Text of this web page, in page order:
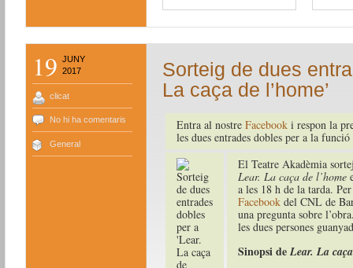
19 JUNY
2017
clicat
No hi ha comentaris
General
Sorteig de dues
La caça de l’home’
Entra al nostre Facebook i respon la
les dues entrades dobles per a la
El Teatre Akadèmia
Lear. La caça de l’home
a les 18 h de la tarda.
Facebook del CNL de
una pregunta sobre
les dues persones
Sinopsi deLear. La